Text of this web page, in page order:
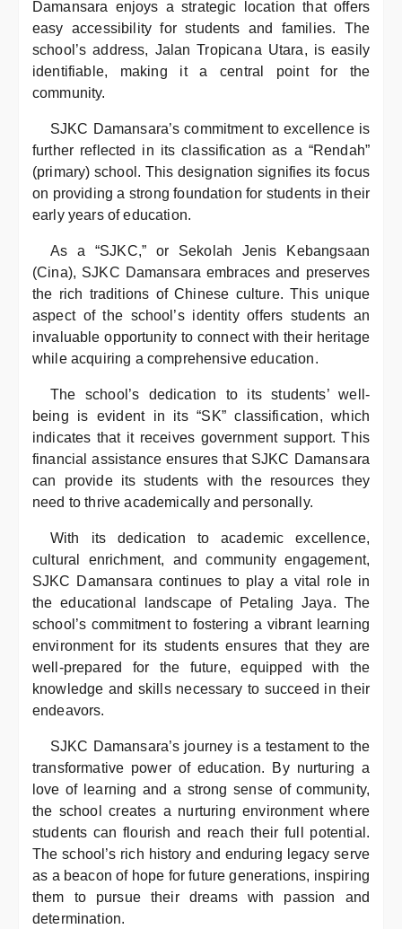
Damansara enjoys a strategic location that offers
easy accessibility for students and families. The
school’s address, Jalan Tropicana Utara, is easily
identifiable, making it a central point for the
community.
SJKC Damansara’s commitment to excellence is
further reflected in its classification as a “Rendah”
(primary) school. This designation signifies its focus
on providing a strong foundation for students in their
early years of education.
As a “SJKC,” or Sekolah Jenis Kebangsaan
(Cina), SJKC Damansara embraces and preserves
the rich traditions of Chinese culture. This unique
aspect of the school’s identity offers students an
invaluable opportunity to connect with their heritage
while acquiring a comprehensive education.
The school’s dedication to its students’ well-
being is evident in its “SK” classification, which
indicates that it receives government support. This
financial assistance ensures that SJKC Damansara
can provide its students with the resources they
need to thrive academically and personally.
With its dedication to academic excellence,
cultural enrichment, and community engagement,
SJKC Damansara continues to play a vital role in
the educational landscape of Petaling Jaya. The
school’s commitment to fostering a vibrant learning
environment for its students ensures that they are
well-prepared for the future, equipped with the
knowledge and skills necessary to succeed in their
endeavors.
SJKC Damansara’s journey is a testament to the
transformative power of education. By nurturing a
love of learning and a strong sense of community,
the school creates a nurturing environment where
students can flourish and reach their full potential.
The school’s rich history and enduring legacy serve
as a beacon of hope for future generations, inspiring
them to pursue their dreams with passion and
determination.